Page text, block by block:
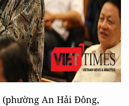
An Hải Đông,